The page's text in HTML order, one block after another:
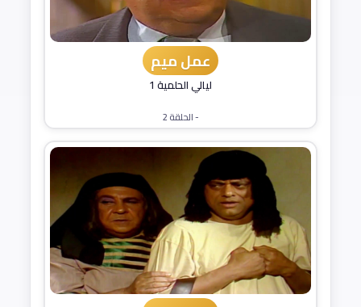
عمل ميم
ليالي الحلمية 1
- الحلقة 2